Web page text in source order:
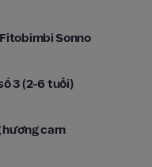
Sonno
3 (2-6 tuổi)
hương cam